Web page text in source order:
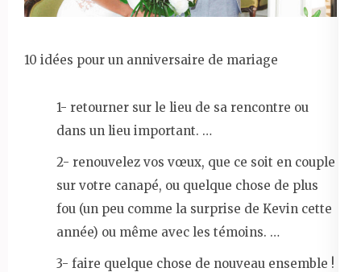
10 idées pour un anniversaire de mariage
1- retourner sur le lieu de sa rencontre ou
dans un lieu important. …
2- renouvelez vos vœux, que ce soit en couple
sur votre canapé, ou quelque chose de plus
fou (un peu comme la surprise de Kevin cette
année) ou même avec les témoins. …
3- faire quelque chose de nouveau ensemble !